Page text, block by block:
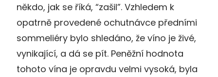
někdo, jak se říká, “zašil”. Vzhledem k
opatrně provedené ochutnávce předními
sommeliéry bylo shledáno, že víno je živé,
vynikající, a dá se pít. Peněžní hodnota
tohoto vína je opravdu velmi vysoká, byla